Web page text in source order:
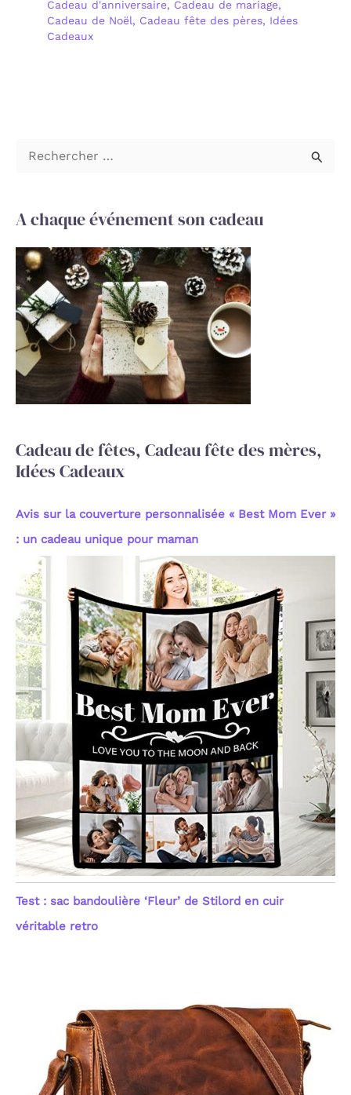
Cadeau d'anniversaire, Cadeau de mariage,
Cadeau de Noël, Cadeau fête des pères, Idées
Cadeaux
c
e
r
c
A chaque événement son cadeau
Cadeau de fêtes, Cadeau fête des mères,
Idées Cadeaux
Avis sur la couverture personnalisée « Best Mom Ever »
: un cadeau unique pour maman
Test : sac bandoulière ‘Fleur’ de Stilord en cuir
véritable retro